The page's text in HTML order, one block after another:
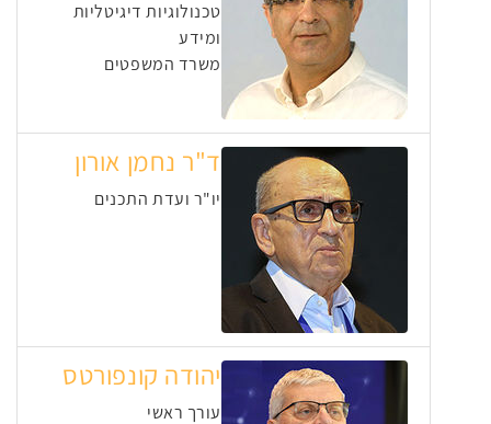
טכנולוגיות דיגיטליות
ומידע
משרד המשפטים
ד"ר נחמן אורון
יו"ר ועדת התכנים
יהודה קונפורטס
עורך ראשי